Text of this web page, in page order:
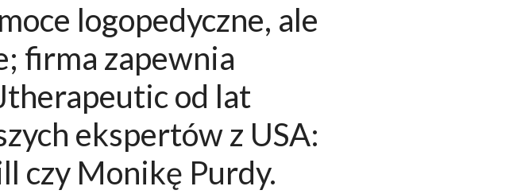
logopedyczne, ale
firma zapewnia
od lat
ekspertów z USA:
czy Monikę Purdy.